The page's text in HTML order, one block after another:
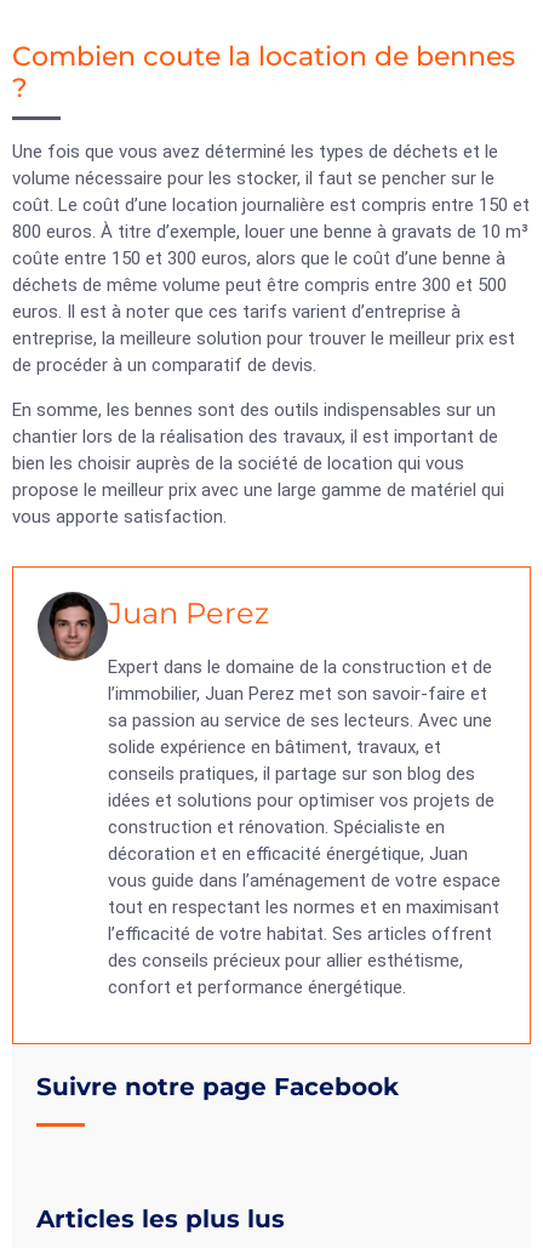
Suivre notre page Facebook
Articles les plus lus
Combien coute la location de bennes
?
Une fois que vous avez déterminé les types de déchets et le
volume nécessaire pour les stocker, il faut se pencher sur le
coût. Le coût d’une location journalière est compris entre 150 et
800 euros. À titre d’exemple, louer une benne à gravats de 10 m³
coûte entre 150 et 300 euros, alors que le coût d’une benne à
déchets de même volume peut être compris entre 300 et 500
euros. Il est à noter que ces tarifs varient d’entreprise à
entreprise, la meilleure solution pour trouver le meilleur prix est
de procéder à un comparatif de devis.
En somme, les bennes sont des outils indispensables sur un
chantier lors de la réalisation des travaux, il est important de
bien les choisir auprès de la société de location qui vous
propose le meilleur prix avec une large gamme de matériel qui
vous apporte satisfaction.
Juan Perez
Expert dans le domaine de la construction et de
l’immobilier, Juan Perez met son savoir-faire et
sa passion au service de ses lecteurs. Avec une
solide expérience en bâtiment, travaux, et
conseils pratiques, il partage sur son blog des
idées et solutions pour optimiser vos projets de
construction et rénovation. Spécialiste en
décoration et en efficacité énergétique, Juan
vous guide dans l’aménagement de votre espace
tout en respectant les normes et en maximisant
l’efficacité de votre habitat. Ses articles offrent
des conseils précieux pour allier esthétisme,
confort et performance énergétique.